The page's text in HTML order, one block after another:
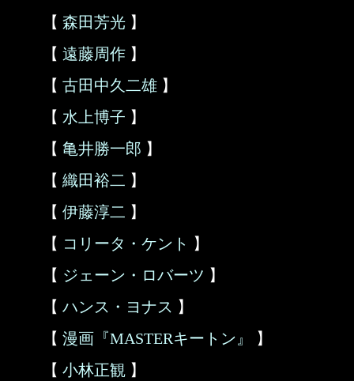
【 森田芳光 】
【 遠藤周作 】
【 古田中久二雄 】
【 水上博子 】
【 亀井勝一郎 】
【 織田裕二 】
【 伊藤淳二 】
【 コリータ・ケント 】
【 ジェーン・ロバーツ 】
【 ハンス・ヨナス 】
【 漫画『MASTERキートン』
】
【 小林正観 】